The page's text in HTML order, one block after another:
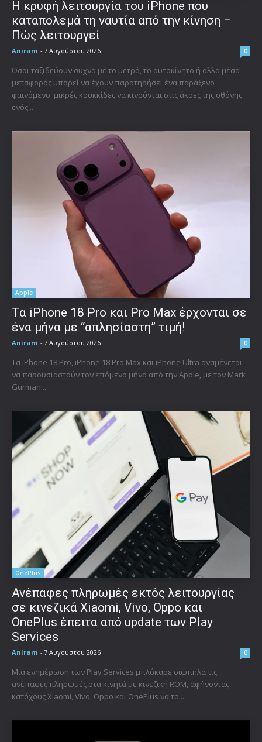
Η κρυφή λειτουργία του iPhone που
καταπολεμά τη ναυτία από την κίνηση –
Πώς λειτουργεί
Aniram - 7 Αυγούστου 2026 0
Όσοι ταξιδεύουν συχνά με το μετρό, το αυτοκίνητο ή άλλα μέσα
μεταφοράς μπορεί να έχουν παρατηρήσει ένα παράξενο
φαινόμενο: μικρές κουκκίδες να κινούνται στις άκρες της οθόνης
ενός...
Apple
Τα iPhone 18 Pro και Pro Max έρχονται σε
ένα μήνα με “απλησίαστη” τιμή!
Aniram - 7 Αυγούστου 2026 0
Τα iPhone 18 Pro, iPhone 18 Pro Max και iPhone Ultra αναμένεται
να παρουσιαστούν τον επόμενο μήνα από την Apple, με τον Mark
Gurman...
OnePlus
Ανέπαφες πληρωμές εκτός λειτουργίας
σε κινεζικά Xiaomi, Vivo, Oppo και
OnePlus έπειτα από update των Play
Services
Aniram - 7 Αυγούστου 2026 0
Μια ενημέρωση των Play Services μπλόκαρε σιωπηλά τις
ανέπαφες πληρωμές στα κινητά με κινεζική ROM, αφήνοντας
κατόχους Xiaomi, Vivo, Oppo και OnePlus να το...